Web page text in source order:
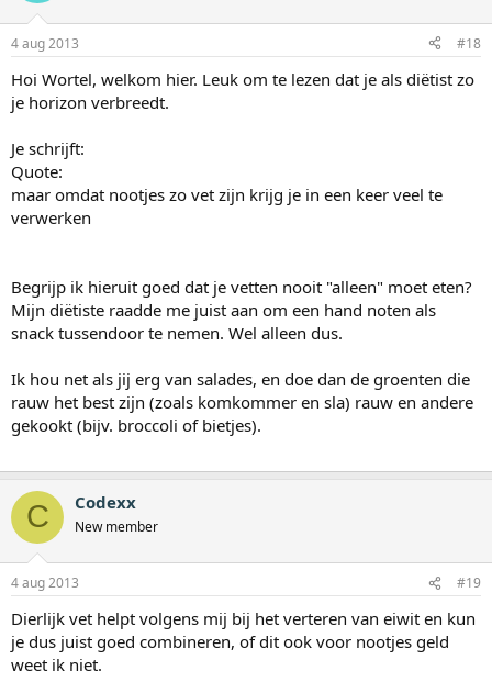
4 aug 2013 #18
Hoi Wortel, welkom hier. Leuk om te lezen dat je als diëtist zo
je horizon verbreedt.
Je schrijft:
Quote:
maar omdat nootjes zo vet zijn krijg je in een keer veel te
verwerken
Begrijp ik hieruit goed dat je vetten nooit "alleen" moet eten?
Mijn diëtiste raadde me juist aan om een hand noten als
snack tussendoor te nemen. Wel alleen dus.
Ik hou net als jij erg van salades, en doe dan de groenten die
rauw het best zijn (zoals komkommer en sla) rauw en andere
gekookt (bijv. broccoli of bietjes).
C Codexx
New member
4 aug 2013 #19
Dierlijk vet helpt volgens mij bij het verteren van eiwit en kun
je dus juist goed combineren, of dit ook voor nootjes geld
weet ik niet.